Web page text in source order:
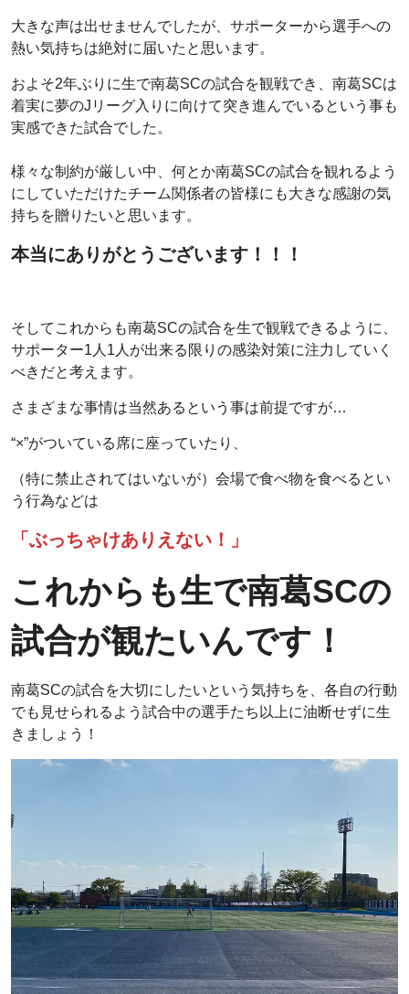
大きな声は出せませんでしたが、サポーターから選手への
熱い気持ちは絶対に届いたと思います。
およそ2年ぶりに生で南葛SCの試合を観戦でき、南葛SCは
着実に夢のJリーグ入りに向けて突き進んでいるという事も
実感できた試合でした。
様々な制約が厳しい中、何とか南葛SCの試合を観れるよう
にしていただけたチーム関係者の皆様にも大きな感謝の気
持ちを贈りたいと思います。
本当にありがとうございます！！！
そしてこれからも南葛SCの試合を生で観戦できるように、
サポーター1人1人が出来る限りの感染対策に注力していく
べきだと考えます。
さまざまな事情は当然あるという事は前提ですが…
“×”がついている席に座っていたり、
（特に禁止されてはいないが）会場で食べ物を食べるとい
う行為などは
「ぶっちゃけありえない！」
これからも生で南葛SCの
試合が観たいんです！
南葛SCの試合を大切にしたいという気持ちを、各自の行動
でも見せられるよう試合中の選手たち以上に油断せずに生
きましょう！